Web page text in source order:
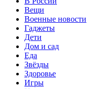
Вещи
Военные новости
Гаджеты
Дети
Дом и сад
Еда
Звёзды
Здоровье
Игры